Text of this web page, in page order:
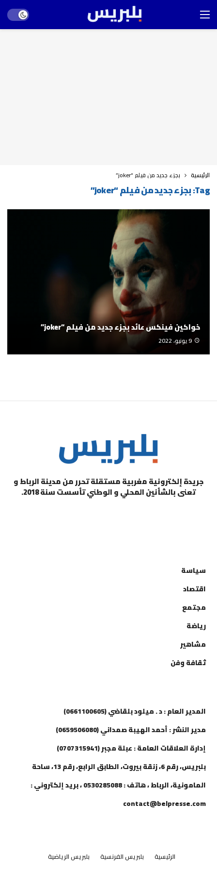
mode
الرئيسية بجزء جديد من فيلم “joker”
Tag: بجزء جديد من فيلم “joker”
خواكين فينكس عائد بجزء جديد من فيلم “joker”
9 يونيو، 2022
جريدة إلكترونية مغربية مستقلة تحرر من مدينة الرباط و
تعنى بالشأنين المحلي و الوطني تأسست سنة 2018.
سياسة
اقتصاد
مجتمع
رياضة
مشاهير
ثقافة وفن
المدير العام : د . ميلود بلقاضي (0661100605)
مدير النشر : أحمد الهيبة صمداني (0659506080)
إدارة العلاقات العامة : عبلة مجبر (0707315941)
بلبريس، رقم 6، زنقة بيروت، الطابق الرابع، رقم 13، ساحة
المامونية، الرباط ، هاتف : 0530285088 ، بريد إلكتروني :
contact@belpresse.com
الرئيسية بلبريس الفرنسية بلبريس الرياضية